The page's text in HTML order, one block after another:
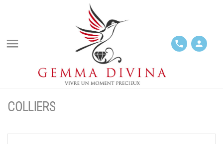
 phone person
COLLIERS